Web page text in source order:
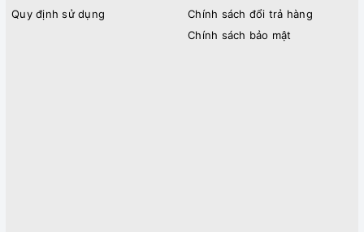
Quy định sử dụng
Chính sách đổi trả hàng
Chính sách bảo mật